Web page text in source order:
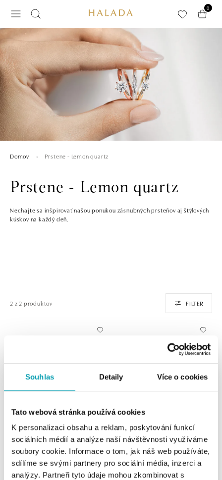
Souhlas Detaily Více o cookies
Tato webová stránka používá cookies
K personalizaci obsahu a reklam, poskytování funkcí
sociálních médií a analýze naší návštěvnosti využíváme
soubory cookie. Informace o tom, jak náš web používáte,
sdílíme se svými partnery pro sociální média, inzerci a
analýzy. Partneři tyto údaje mohou zkombinovat s
0
Domov Prstene - Lemon quartz
Prstene - Lemon quartz
Nechajte sa inšpirovať našou ponukou zásnubných prsteňov aj štýlových
kúskov na každý deň.
2 z 2 produktov FILTER
ALO
Prsteň s quartzom a diamantmi
Allure Drop
od 2 929 €
ALO
Prsteň s quartzom a diamantmi
Fascinating Ladyship
od 11 629 €